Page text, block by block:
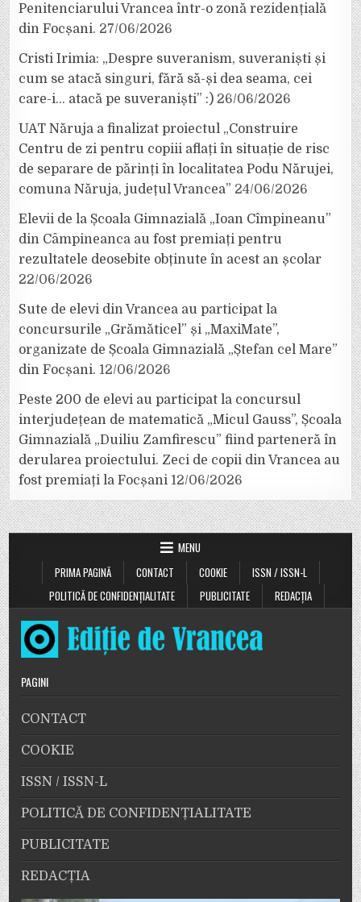
Penitenciarului Vrancea într-o zonă rezidențială
din Focșani. 27/06/2026
Cristi Irimia: „Despre suveranism, suveraniști și
cum se atacă singuri, fără să-și dea seama, cei
care-i… atacă pe suveraniști” :) 26/06/2026
UAT Năruja a finalizat proiectul „Construire
Centru de zi pentru copiii aflați în situație de risc
de separare de părinți în localitatea Podu Nărujei,
comuna Năruja, județul Vrancea” 24/06/2026
Elevii de la Școala Gimnazială „Ioan Cîmpineanu”
din Câmpineanca au fost premiați pentru
rezultatele deosebite obținute în acest an școlar
22/06/2026
Sute de elevi din Vrancea au participat la
concursurile „Grămăticel” și „MaxiMate”,
organizate de Școala Gimnazială „Ștefan cel Mare”
din Focșani. 12/06/2026
Peste 200 de elevi au participat la concursul
interjudețean de matematică „Micul Gauss”, Școala
Gimnazială „Duiliu Zamfirescu” fiind parteneră în
derularea proiectului. Zeci de copii din Vrancea au
fost premiați la Focșani 12/06/2026
MENU
PRIMA PAGINĂ
CONTACT COOKIE
ISSN / ISSN-L
POLITICĂ DE CONFIDENȚIALITATE
PUBLICITATE REDACȚIA
PAGINI
CONTACT
COOKIE
ISSN / ISSN-L
POLITICĂ DE CONFIDENȚIALITATE
PUBLICITATE
REDACȚIA